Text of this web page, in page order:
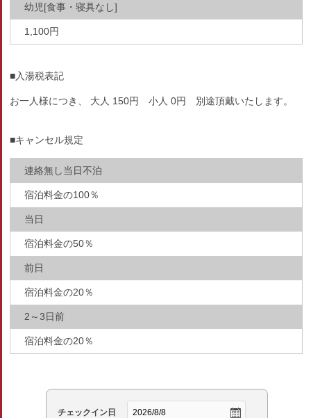
幼児[食事・寝具なし]
1,100円
■入湯税表記
お一人様につき、 大人 150円 小人 0円 別途頂戴いたします。
■キャンセル規定
連絡無し当日不泊
宿泊料金の100％
当日
宿泊料金の50％
前日
宿泊料金の20％
2～3日前
宿泊料金の20％
チェックイン日